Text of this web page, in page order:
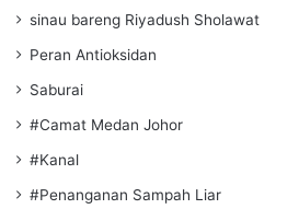
sinau bareng Riyadush Sholawat
Peran Antioksidan
Saburai
#Camat Medan Johor
#Kanal
#Penanganan Sampah Liar